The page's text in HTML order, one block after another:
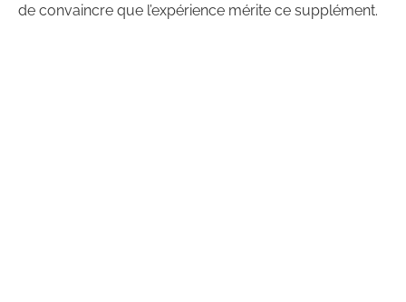
de convaincre que l’expérience mérite ce supplément.